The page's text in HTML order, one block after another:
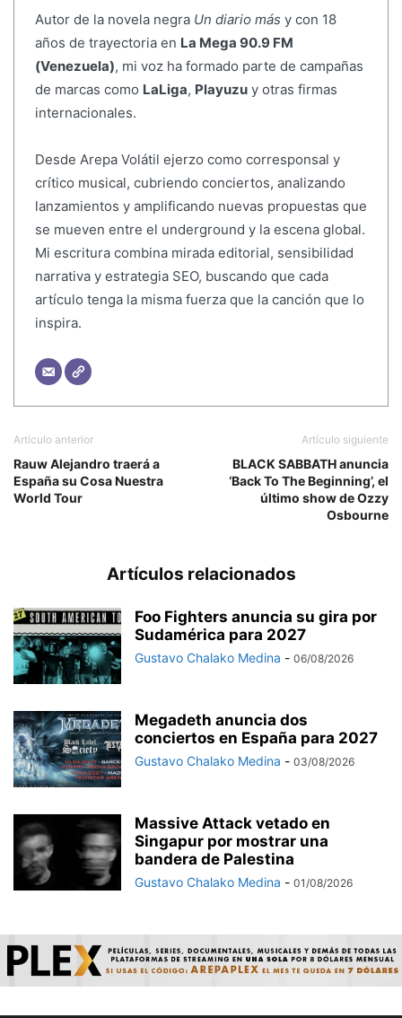
Autor de la novela negra Un diario más y con 18
años de trayectoria en La Mega 90.9 FM
(Venezuela), mi voz ha formado parte de campañas
de marcas como LaLiga, Playuzuy otras firmas
internacionales.
Desde Arepa Volátil ejerzo como corresponsal y
crítico musical, cubriendo conciertos, analizando
lanzamientos y amplificando nuevas propuestas que
se mueven entre el underground y la escena global.
Mi escritura combina mirada editorial, sensibilidad
narrativa y estrategia SEO, buscando que cada
artículo tenga la misma fuerza que la canción que lo
inspira.
Artículo anterior
Rauw Alejandro traerá a
España su Cosa Nuestra
World Tour
Artículo siguiente
BLACK SABBATH anuncia
‘Back To The Beginning’, el
último show de Ozzy
Osbourne
Artículos relacionados
Foo Fighters anuncia su gira por
Sudamérica para 2027
Gustavo Chalako Medina - 06/08/2026
Megadeth anuncia dos
conciertos en España para 2027
Gustavo Chalako Medina - 03/08/2026
Massive Attack vetado en
Singapur por mostrar una
bandera de Palestina
Gustavo Chalako Medina - 01/08/2026